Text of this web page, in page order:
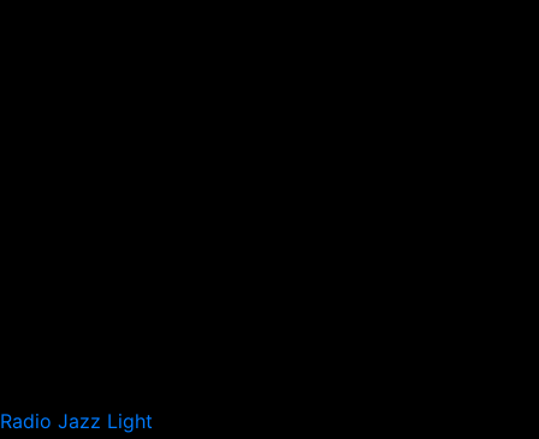
Radio Jazz Light